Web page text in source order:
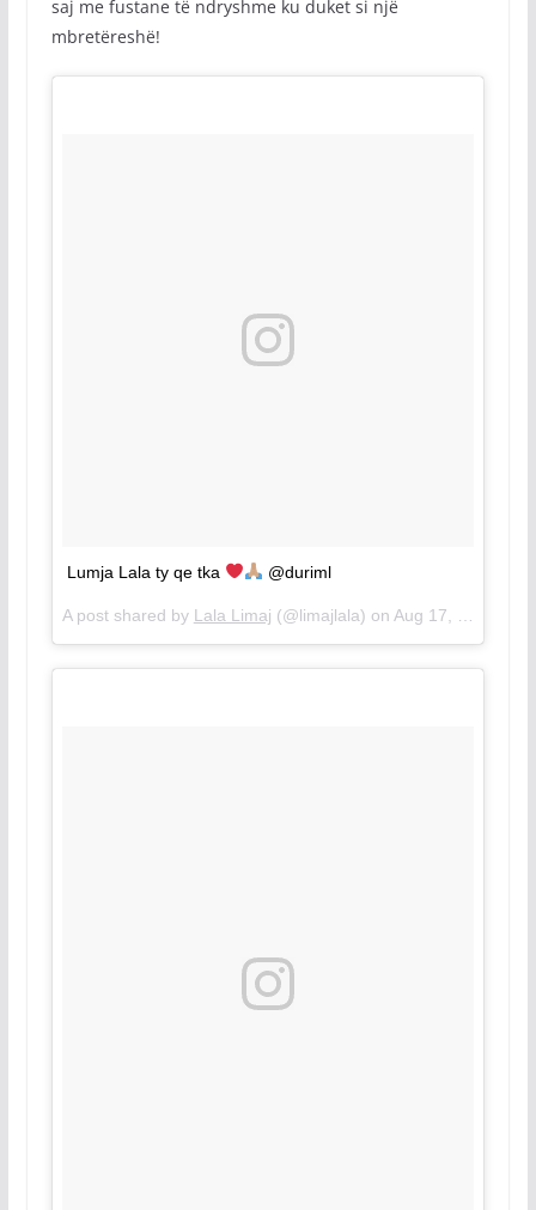
saj me fustane të ndryshme ku duket si një
mbretëreshë!
Lumja Lala ty qe tka @duriml
A post shared by Lala Limaj (@limajlala) on Aug 17, 2018 at 3:39am PDT